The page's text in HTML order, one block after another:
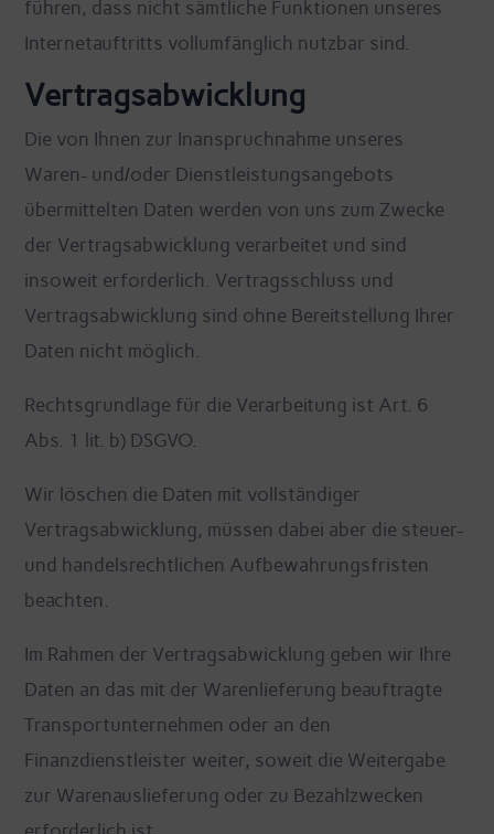
führen, dass nicht sämtliche Funktionen unseres
Internetauftritts vollumfänglich nutzbar sind.
Vertragsabwicklung
Die von Ihnen zur Inanspruchnahme unseres
Waren- und/oder Dienstleistungsangebots
übermittelten Daten werden von uns zum Zwecke
der Vertragsabwicklung verarbeitet und sind
insoweit erforderlich. Vertragsschluss und
Vertragsabwicklung sind ohne Bereitstellung Ihrer
Daten nicht möglich.
Rechtsgrundlage für die Verarbeitung ist Art. 6
Abs. 1 lit. b) DSGVO.
Wir löschen die Daten mit vollständiger
Vertragsabwicklung, müssen dabei aber die steuer-
und handelsrechtlichen Aufbewahrungsfristen
beachten.
Im Rahmen der Vertragsabwicklung geben wir Ihre
Daten an das mit der Warenlieferung beauftragte
Transportunternehmen oder an den
Finanzdienstleister weiter, soweit die Weitergabe
zur Warenauslieferung oder zu Bezahlzwecken